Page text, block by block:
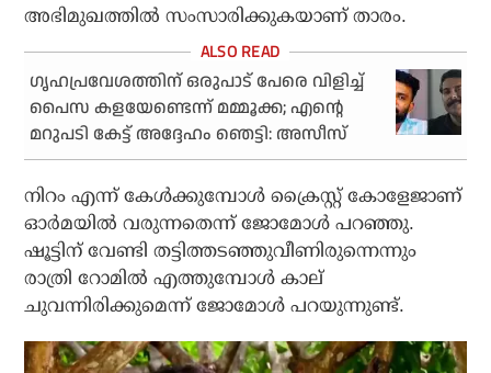
അഭിമുഖത്തിൽ സംസാരിക്കുകയാണ് താരം.
ഗൃഹപ്രവേശത്തിന് ഒരുപാട് പേരെ വിളിച്ച്
പൈസ കളയേണ്ടെന്ന് മമ്മൂക്ക; എന്റെ
മറുപടി കേട്ട് അദ്ദേഹം ഞെട്ടി: അസീസ്
നിറം എന്ന് കേൾക്കുമ്പോൾ ക്രൈസ്റ്റ് കോളേജാണ്
ഓർമയിൽ വരുന്നതെന്ന് ജോമോൾ പറഞ്ഞു.
ഷൂട്ടിന് വേണ്ടി തട്ടിത്തടഞ്ഞുവീണിരുന്നെന്നും
രാത്രി റോമിൽ എത്തുമ്പോൾ കാല്
ചുവന്നിരിക്കുമെന്ന് ജോമോൾ പറയുന്നുണ്ട്.